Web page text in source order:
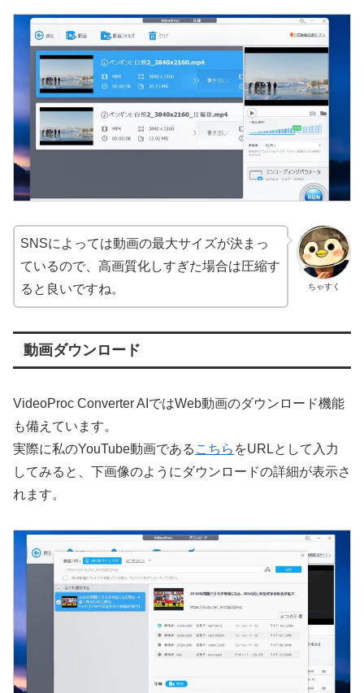
ちゃすく
SNSによっては動画の最大サイズが決まっ
ているので、高画質化しすぎた場合は圧縮す
ると良いですね。
動画ダウンロード
VideoProc Converter AIではWeb動画のダウンロード機能
も備えています。
実際に私のYouTube動画である こちら をURLとして入力
してみると、下画像のようにダウンロードの詳細が表示さ
れます。